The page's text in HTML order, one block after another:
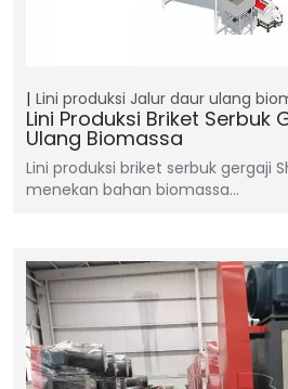
Lini produksi Jalur daur ulang
Lini Produksi Briket Serbuk
Ulang Biomassa
Lini produksi briket serbuk gergaji
menekan bahan biomassa…